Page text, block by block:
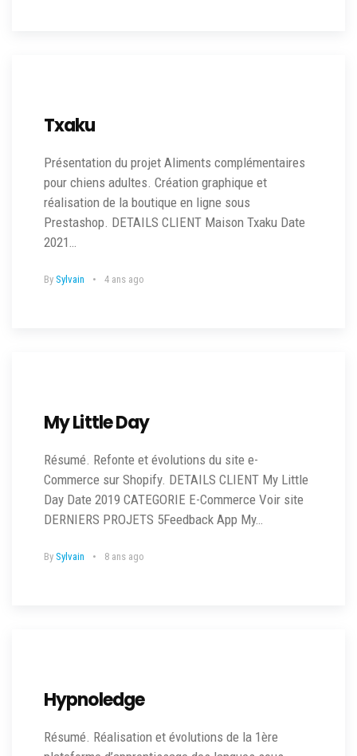
Txaku
Présentation du projet Aliments complémentaires
pour chiens adultes. Création graphique et
réalisation de la boutique en ligne sous
Prestashop. DETAILS CLIENT Maison Txaku Date
2021…
By Sylvain 4 ans ago
My Little Day
Résumé. Refonte et évolutions du site e-
Commerce sur Shopify. DETAILS CLIENT My Little
Day Date 2019 CATEGORIE E-Commerce Voir site
DERNIERS PROJETS 5Feedback App My…
By Sylvain 8 ans ago
Hypnoledge
Résumé. Réalisation et évolutions de la 1ère